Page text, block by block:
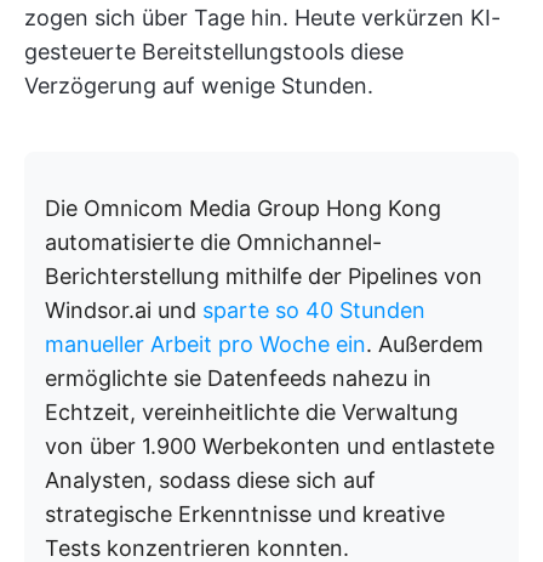
zogen sich über Tage hin. Heute verkürzen KI-
gesteuerte Bereitstellungstools diese
Verzögerung auf wenige Stunden.
Die Omnicom Media Group Hong Kong
automatisierte die Omnichannel-
Berichterstellung mithilfe der Pipelines von
Windsor.ai und sparte so 40 Stunden
manueller Arbeit pro Woche ein. Außerdem
ermöglichte sie Datenfeeds nahezu in
Echtzeit, vereinheitlichte die Verwaltung
von über 1.900 Werbekonten und entlastete
Analysten, sodass diese sich auf
strategische Erkenntnisse und kreative
Tests konzentrieren konnten.